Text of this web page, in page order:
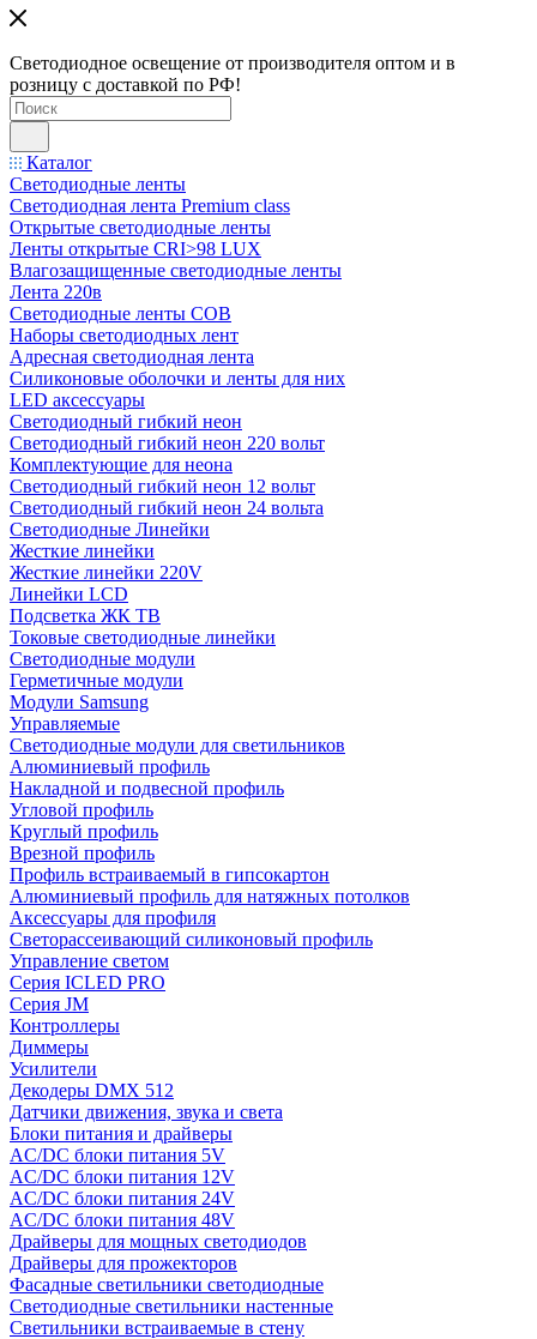
Светодиодное освещение от производителя оптом и в
розницу с доставкой по РФ!
Каталог
Светодиодные ленты
Светодиодная лента Premium class
Открытые светодиодные ленты
Ленты открытые CRI>98 LUX
Влагозащищенные светодиодные ленты
Лента 220в
Светодиодные ленты COB
Наборы светодиодных лент
Адресная светодиодная лента
Силиконовые оболочки и ленты для них
LED аксессуары
Светодиодный гибкий неон
Светодиодный гибкий неон 220 вольт
Комплектующие для неона
Светодиодный гибкий неон 12 вольт
Светодиодный гибкий неон 24 вольта
Светодиодные Линейки
Жесткие линейки
Жесткие линейки 220V
Линейки LCD
Подсветка ЖК ТВ
Токовые светодиодные линейки
Светодиодные модули
Герметичные модули
Модули Samsung
Управляемые
Светодиодные модули для светильников
Алюминиевый профиль
Накладной и подвесной профиль
Угловой профиль
Круглый профиль
Врезной профиль
Профиль встраиваемый в гипсокартон
Алюминиевый профиль для натяжных потолков
Аксессуары для профиля
Светорассеивающий силиконовый профиль
Управление светом
Серия ICLED PRO
Серия JM
Контроллеры
Диммеры
Усилители
Декодеры DMX 512
Датчики движения, звука и света
Блоки питания и драйверы
AC/DC блоки питания 5V
AC/DC блоки питания 12V
AC/DC блоки питания 24V
AC/DC блоки питания 48V
Драйверы для мощных светодиодов
Драйверы для прожекторов
Фасадные светильники светодиодные
Светодиодные светильники настенные
Светильники встраиваемые в стену